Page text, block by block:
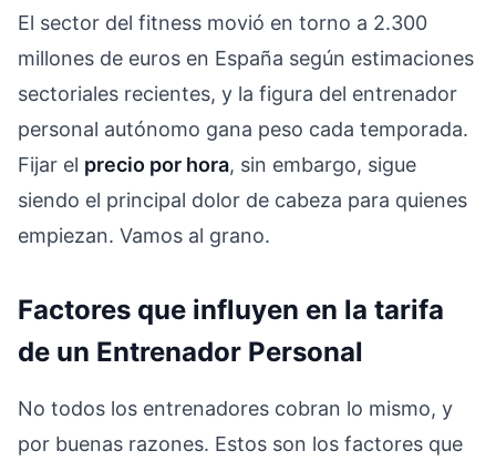
El sector del fitness movió en torno a 2.300
millones de euros en España según estimaciones
sectoriales recientes, y la figura del entrenador
personal autónomo gana peso cada temporada.
Fijar el precio por hora, sin embargo, sigue
siendo el principal dolor de cabeza para quienes
empiezan. Vamos al grano.
Factores que influyen en la tarifa
de un Entrenador Personal
No todos los entrenadores cobran lo mismo, y
por buenas razones. Estos son los factores que